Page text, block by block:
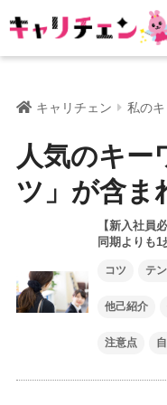
キャリチェン 私の
人気のキー
ツ」が含ま
【新入社員
同期よりも1
コツ テ
他己紹介
注意点